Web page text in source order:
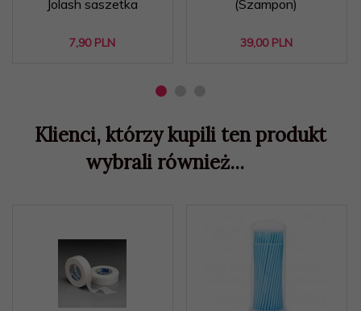
Jolash saszetka
7,90 PLN
(Szampon)
39,00 PLN
Klienci, którzy kupili ten produkt
wybrali również...